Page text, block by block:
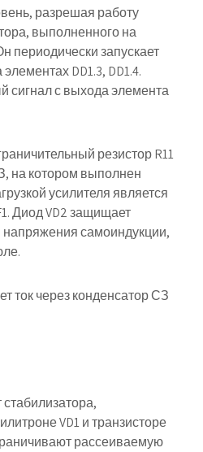
разрешая работу
выполненного на
периодически запускает
DD1.3, DD1.4.
сигнал с выхода элемента
резистор R11
на котором выполнен
усилителя является
Диод VD2 защищает
напряжения самоиндукции,
ток через конденсатор СЗ
VD1 и транзисторе
рассеиваемую